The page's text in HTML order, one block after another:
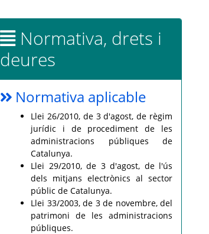
Normativa, drets i
deures
Normativa aplicable
Llei 26/2010, de 3 d'agost, de règim
jurídic i de procediment de les
administracions públiques de
Catalunya.
Llei 29/2010, de 3 d'agost, de l'ús
dels mitjans electrònics al sector
públic de Catalunya.
Llei 33/2003, de 3 de novembre, del
patrimoni de les administracions
públiques.